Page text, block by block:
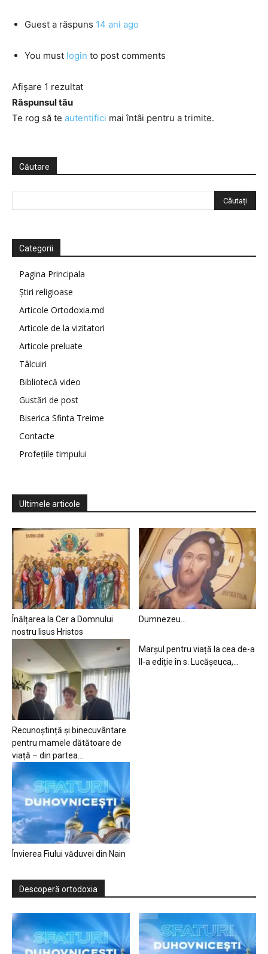
Guest a răspuns 14 ani ago
You must login to post comments
Afișare 1 rezultat
Răspunsul tău
Te rog să te autentifici mai întâi pentru a trimite.
Căutare
Categorii
Pagina Principala
Știri religioase
Articole Ortodoxia.md
Articole de la vizitatori
Articole preluate
Tâlcuiri
Bibliotecă video
Gustări de post
Biserica Sfinta Treime
Contacte
Profețiile timpului
Ultimele articole
Înălțarea la Cer a Domnului
nostru Iisus Hristos
Dumnezeu…
Recunoștință și binecuvântare
pentru mamele dătătoare de
viață – din partea...
Marșul pentru viață la cea de-a
II-a ediție în s. Lucășeuca,...
Învierea Fiului văduvei din Nain
Descoperă ortodoxia